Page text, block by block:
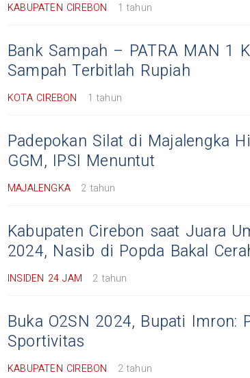
KABUPATEN CIREBON 1 tahun
Bank Sampah – PATRA MAN 1
Sampah Terbitlah Rupiah
KOTA CIREBON 1 tahun
Padepokan Silat di Majalengka
GGM, IPSI Menuntut
MAJALENGKA 2 tahun
Kabupaten Cirebon saat Juara
2024, Nasib di Popda Bakal
INSIDEN 24 JAM 2 tahun
Buka O2SN 2024, Bupati Imron:
Sportivitas
KABUPATEN CIREBON 2 tahun